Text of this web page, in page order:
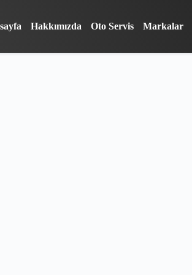
Hakkımızda Oto Servis Markalar